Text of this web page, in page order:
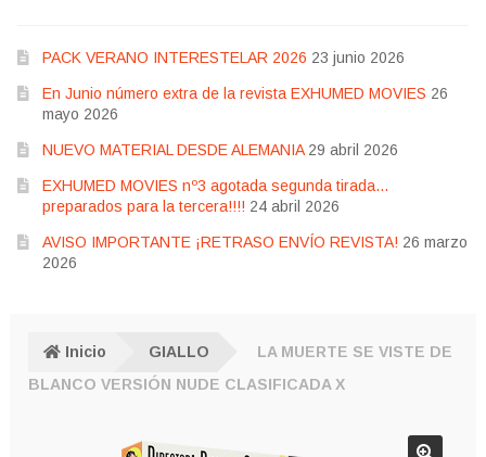
PACK VERANO INTERESTELAR 2026 23 junio 2026
En Junio número extra de la revista EXHUMED MOVIES 26
mayo 2026
NUEVO MATERIAL DESDE ALEMANIA 29 abril 2026
EXHUMED MOVIES nº3 agotada segunda tirada…
preparados para la tercera!!!! 24 abril 2026
AVISO IMPORTANTE ¡RETRASO ENVÍO REVISTA! 26 marzo
2026
Inicio GIALLO
LA MUERTE SE VISTE DE
BLANCO VERSIÓN NUDE CLASIFICADA X